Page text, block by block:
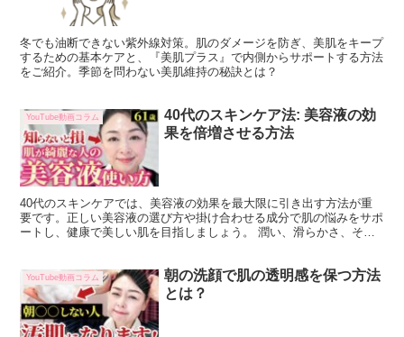
冬でも油断できない紫外線対策。肌のダメージを防ぎ、美肌をキープ
するための基本ケアと、『美肌プラス』で内側からサポートする方法
をご紹介。季節を問わない美肌維持の秘訣とは？
YouTube動画コラム
40代のスキンケア法: 美容液の効
果を倍増させる方法
40代のスキンケアでは、美容液の効果を最大限に引き出す方法が重
要です。正しい美容液の選び方や掛け合わせる成分で肌の悩みをサポ
ートし、健康で美しい肌を目指しましょう。 潤い、滑らかさ、そし
YouTube動画コラム
朝の洗顔で肌の透明感を保つ方法
とは？